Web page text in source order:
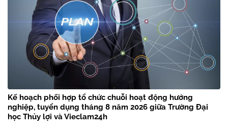
Kế hoạch phối hợp tổ chức chuỗi hoạt động hướng
nghiệp, tuyển dụng tháng 8 năm 2026 giữa Trường Đại
học Thủy lợi và Vieclam24h